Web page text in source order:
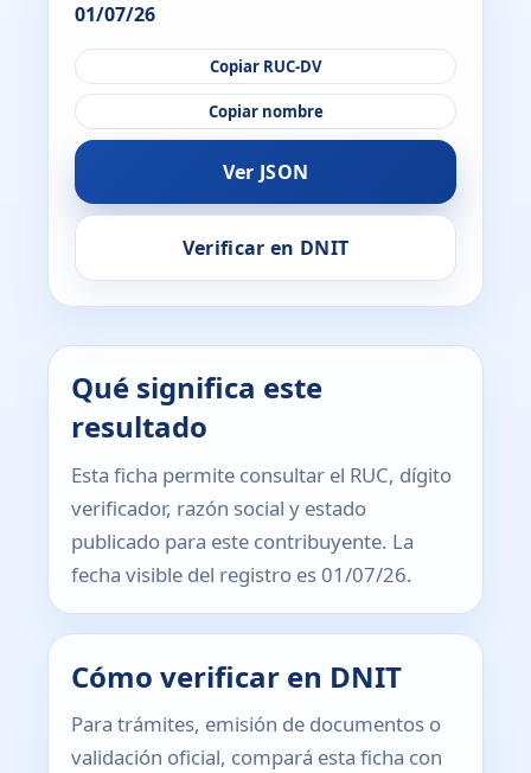
01/07/26
Copiar RUC-DV
Copiar nombre
Ver JSON
Verificar en DNIT
Qué significa este
resultado
Esta ficha permite consultar el RUC, dígito
verificador, razón social y estado
publicado para este contribuyente. La
fecha visible del registro es 01/07/26.
Cómo verificar en DNIT
Para trámites, emisión de documentos o
validación oficial, compará esta ficha con